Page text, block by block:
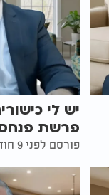
יש לי
פרשת
פורסם לפני 9 חודשים